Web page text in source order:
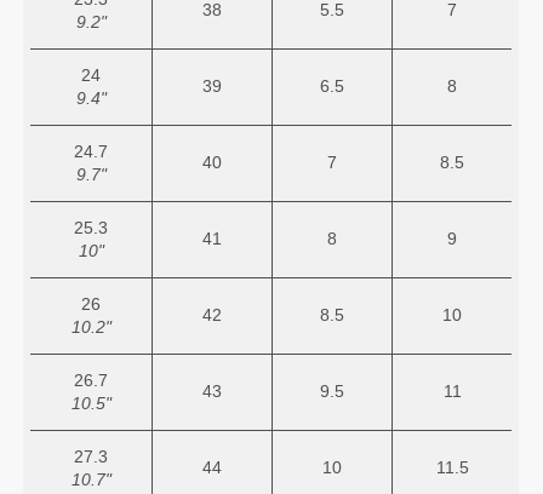
9.2"
38 5.5 7
24
9.4"
39 6.5 8
24.7
9.7"
40 7 8.5
25.3
10"
41 8 9
26
10.2"
42 8.5 10
26.7
10.5"
43 9.5 11
27.3
10.7"
44 10 11.5